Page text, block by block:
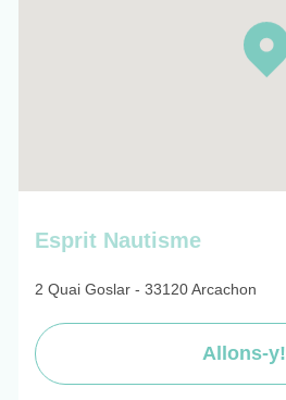
Esprit Nautisme
2 Quai Goslar - 33120 Arcachon
Allons-y!